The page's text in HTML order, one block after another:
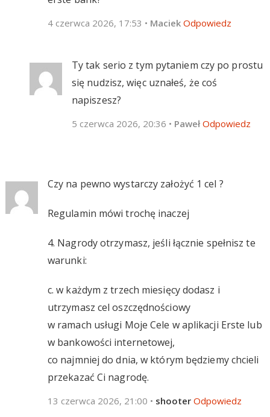
4 czerwca 2026, 17:53 • Maciek Odpowiedz
Ty tak serio z tym pytaniem czy po prostu
się nudzisz, więc uznałeś, że coś
napiszesz?
5 czerwca 2026, 20:36 • Paweł Odpowiedz
Czy na pewno wystarczy założyć 1 cel ?
Regulamin mówi trochę inaczej
4. Nagrody otrzymasz, jeśli łącznie spełnisz te
warunki:
c. w każdym z trzech miesięcy dodasz i
utrzymasz cel oszczędnościowy
w ramach usługi Moje Cele w aplikacji Erste lub
w bankowości internetowej,
co najmniej do dnia, w którym będziemy chcieli
przekazać Ci nagrodę.
13 czerwca 2026, 21:00 • shooter Odpowiedz